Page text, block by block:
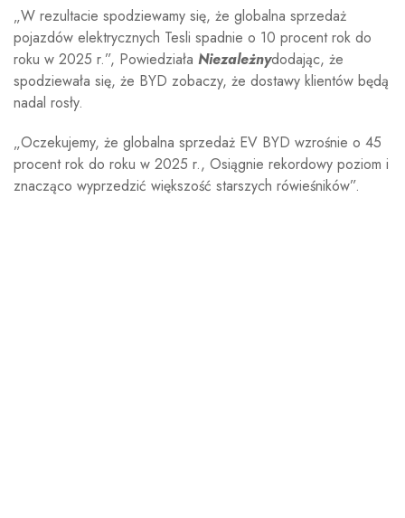
„W rezultacie spodziewamy się, że globalna sprzedaż
pojazdów elektrycznych Tesli spadnie o 10 procent rok do
roku w 2025 r.”, Powiedziała Niezależnydodając, że
spodziewała się, że BYD zobaczy, że dostawy klientów będą
nadal rosły.
„Oczekujemy, że globalna sprzedaż EV BYD wzrośnie o 45
procent rok do roku w 2025 r., Osiągnie rekordowy poziom i
znacząco wyprzedzić większość starszych rówieśników”.